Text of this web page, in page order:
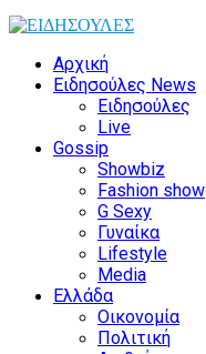
Αρχική
Ειδησούλες News
Ειδησούλες
Live
Gossip
Showbiz
Fashion show
G Sexy
Γυναίκα
Lifestyle
Media
Ελλάδα
Οικονομία
Πολιτική